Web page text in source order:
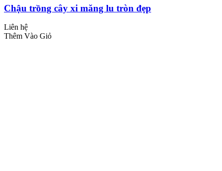
Chậu trồng cây xi măng lu tròn đẹp
Liên hệ
Thêm Vào Giỏ